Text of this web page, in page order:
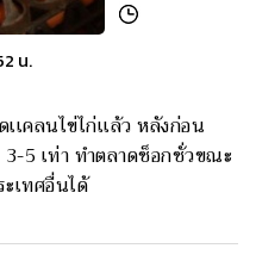
น.
คลนไข่ไก่เเล้ว หลังก่อน
5 เท่า ทำตลาดช็อกชั่วขณะ
เทศอื่นได้